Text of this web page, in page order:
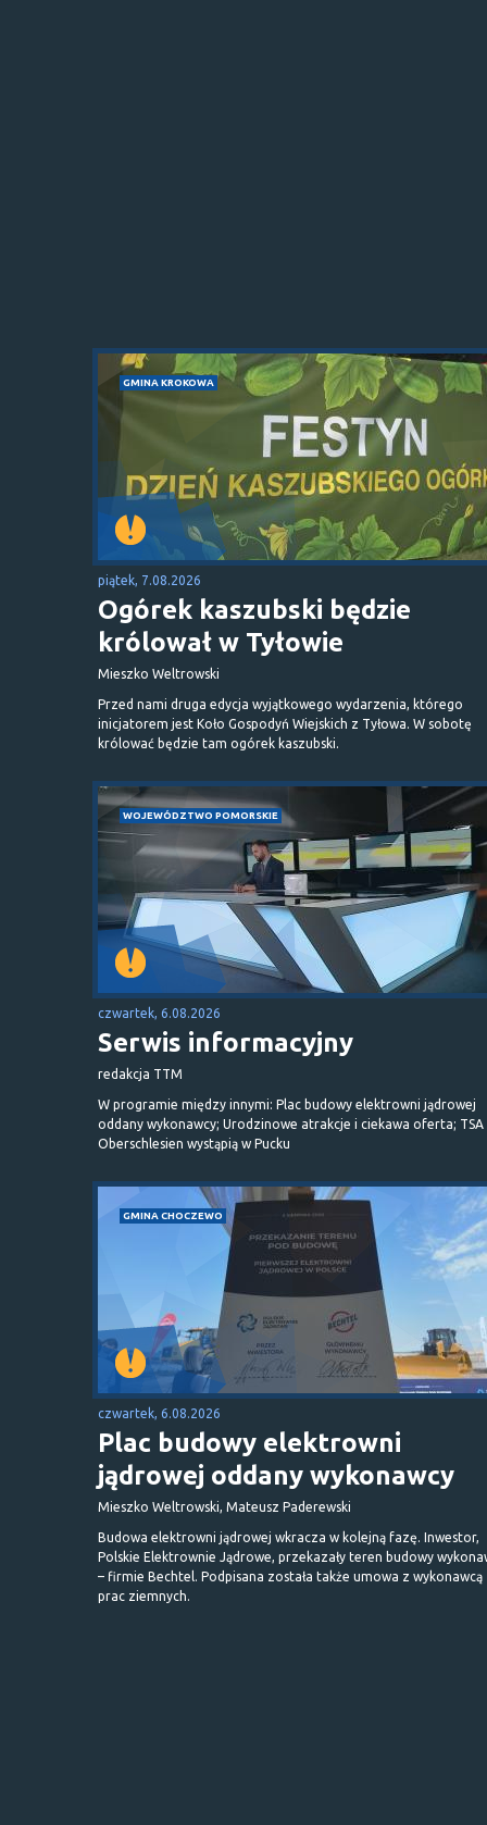
GMINA KROKOWA
piątek, 7.08.2026
Ogórek kaszubski będzie
królował w Tyłowie
Mieszko Weltrowski
Przed nami druga edycja wyjątkowego wydarzenia, którego
inicjatorem jest Koło Gospodyń Wiejskich z Tyłowa. W sobotę
królować będzie tam ogórek kaszubski.
WOJEWÓDZTWO POMORSKIE
czwartek, 6.08.2026
Serwis informacyjny
redakcja TTM
W programie między innymi: Plac budowy elektrowni jądrowej
oddany wykonawcy; Urodzinowe atrakcje i ciekawa oferta; TSA
Oberschlesien wystąpią w Pucku
GMINA CHOCZEWO
czwartek, 6.08.2026
Plac budowy elektrowni
jądrowej oddany wykonawcy
Mieszko Weltrowski, Mateusz Paderewski
Budowa elektrowni jądrowej wkracza w kolejną fazę. Inwestor,
Polskie Elektrownie Jądrowe, przekazały teren budowy
– firmie Bechtel. Podpisana została także umowa z wykonawcą
prac ziemnych.